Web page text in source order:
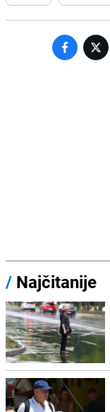
/ Najčitanije